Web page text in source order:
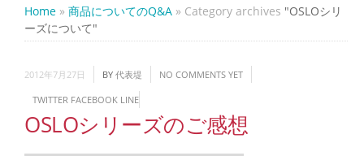
Home » 商品についてのQ&A » Category archives "OSLOシリ
ーズについて"
2012年7月27日 BY 代表堤 NO COMMENTS YET
TWITTER FACEBOOK LINE
OSLOシリーズのご感想